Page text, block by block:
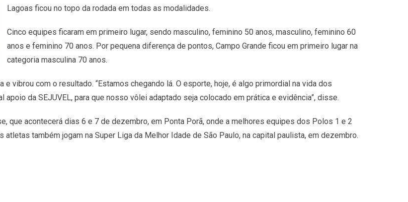
Lagoas ficou no topo da rodada em todas as modalidades.
Cinco equipes ficaram em primeiro lugar, sendo masculino, feminino 50 anos, masculino, feminino 60
anos e feminino 70 anos. Por pequena diferença de pontos, Campo Grande ficou em primeiro lugar na
categoria masculina 70 anos.
vibrou com o resultado. “Estamos chegando lá. O esporte, hoje, é algo primordial na vida dos
da SEJUVEL, para que nosso vôlei adaptado seja colocado em prática e evidência”, disse.
que acontecerá dias 6 e 7 de dezembro, em Ponta Porã, onde a melhores equipes dos Polos 1 e 2
também jogam na Super Liga da Melhor Idade de São Paulo, na capital paulista, em dezembro.